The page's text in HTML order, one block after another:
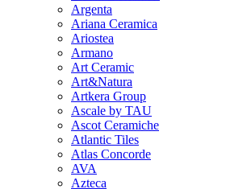
Argenta
Ariana Ceramica
Ariostea
Armano
Art Ceramic
Art&Natura
Artkera Group
Ascale by TAU
Ascot Ceramiche
Atlantic Tiles
Atlas Concorde
AVA
Azteca